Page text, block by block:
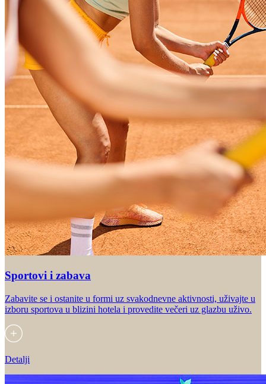
Sportovi i zabava
Zabavite se i ostanite u formi uz svakodnevne aktivnosti, uživajte u
izboru sportova u blizini hotela i provedite večeri uz glazbu uživo.
Detalji